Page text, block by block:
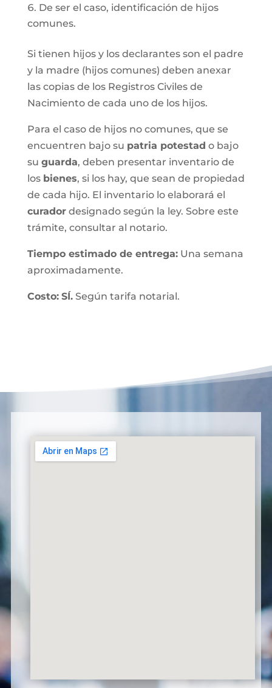
De ser el caso, identificación de hijos
comunes.
Si tienen hijos y los declarantes son el padre
y la madre (hijos comunes) deben anexar
las copias de los Registros Civiles de
Nacimiento de cada uno de los hijos.
Para el caso de hijos no comunes, que se
encuentren bajo su patria potestad o bajo
su guarda, deben presentar inventario de
los bienes, si los hay, que sean de propiedad
de cada hijo. El inventario lo elaborará el
curadordesignado según la ley. Sobre este
trámite, consultar al notario.
Tiempo estimado de entrega:Una semana
aproximadamente.
Costo: SÍ.Según tarifa notarial.